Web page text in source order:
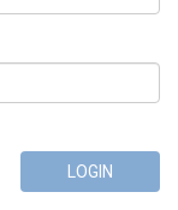
LOGIN